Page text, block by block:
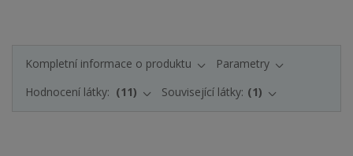
Kompletní informace o produktu
Parametry
Hodnocení látky:
11 Související látky: 1